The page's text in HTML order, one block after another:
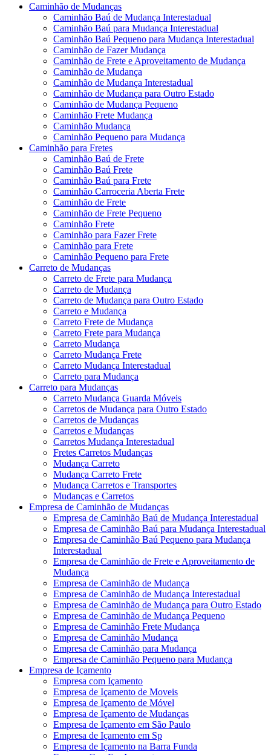
Caminhão de Mudanças
Caminhão Baú de Mudança Interestadual
Caminhão Baú para Mudança Interestadual
Caminhão Baú Pequeno para Mudança Interestadual
Caminhão de Fazer Mudança
Caminhão de Frete e Aproveitamento de Mudança
Caminhão de Mudança
Caminhão de Mudança Interestadual
Caminhão de Mudança para Outro Estado
Caminhão de Mudança Pequeno
Caminhão Frete Mudança
Caminhão Mudança
Caminhão Pequeno para Mudança
Caminhão para Fretes
Caminhão Baú de Frete
Caminhão Baú Frete
Caminhão Baú para Frete
Caminhão Carroceria Aberta Frete
Caminhão de Frete
Caminhão de Frete Pequeno
Caminhão Frete
Caminhão para Fazer Frete
Caminhão para Frete
Caminhão Pequeno para Frete
Carreto de Mudanças
Carreto de Frete para Mudança
Carreto de Mudança
Carreto de Mudança para Outro Estado
Carreto e Mudança
Carreto Frete de Mudança
Carreto Frete para Mudança
Carreto Mudança
Carreto Mudança Frete
Carreto Mudança Interestadual
Carreto para Mudança
Carreto para Mudanças
Carreto Mudança Guarda Móveis
Carretos de Mudança para Outro Estado
Carretos de Mudanças
Carretos e Mudanças
Carretos Mudança Interestadual
Fretes Carretos Mudanças
Mudança Carreto
Mudança Carreto Frete
Mudança Carretos e Transportes
Mudanças e Carretos
Empresa de Caminhão de Mudanças
Empresa de Caminhão Baú de Mudança Interestadual
Empresa de Caminhão Baú para Mudança Interestadual
Empresa de Caminhão Baú Pequeno para Mudança
Interestadual
Empresa de Caminhão de Frete e Aproveitamento de
Mudança
Empresa de Caminhão de Mudança
Empresa de Caminhão de Mudança Interestadual
Empresa de Caminhão de Mudança para Outro Estado
Empresa de Caminhão de Mudança Pequeno
Empresa de Caminhão Frete Mudança
Empresa de Caminhão Mudança
Empresa de Caminhão para Mudança
Empresa de Caminhão Pequeno para Mudança
Empresa de Içamento
Empresa com Içamento
Empresa de Içamento de Moveis
Empresa de Içamento de Móvel
Empresa de Içamento de Mudanças
Empresa de Içamento em São Paulo
Empresa de Içamento em Sp
Empresa de Içamento na Barra Funda